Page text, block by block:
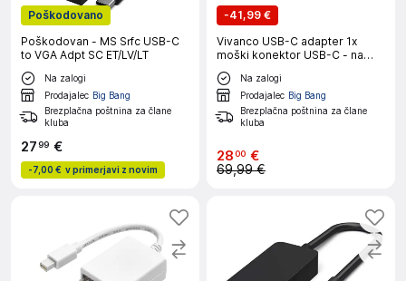
Poškodovano
Poškodovan - MS Srfc USB-C
to VGA Adpt SC ET/LV/LT
Na zalogi
Prodajalec Big Bang
Brezplačna poštnina za člane
kluba
2799 €
-7,00 € v primerjavi z novim
-41,99 €
Vivanco USB-C adapter 1x
moški konektor USB-C - na
HDMI/reža za kartico
microsd/RJ45 vtičnica/SD/USB
3.2 gen. 1 A (USB 3.0)/USB 3.2
gen.
Na zalogi
Prodajalec Big Bang
Brezplačna poštnina za člane
kluba
2800 €
69,99 €